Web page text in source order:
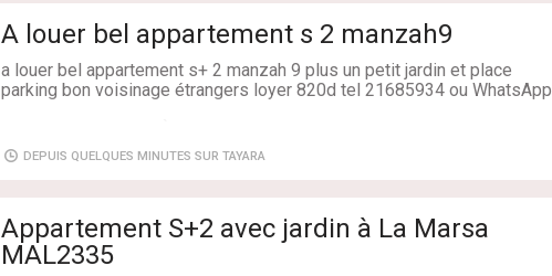
A louer bel appartement s 2 manzah9
a louer bel appartement s+ 2 manzah 9 plus un petit jardin et place
parking bon voisinage étrangers loyer 820d tel 21685934 ou WhatsApp
Superficie: 1 m²
Salles de bains: 1
DEPUIS QUELQUES MINUTES SUR TAYARA
Appartement S+2 avec jardin à La Marsa
MAL2335